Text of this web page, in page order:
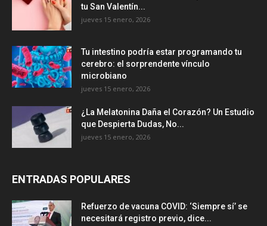
tu San Valentín...
jueves 15 enero, 2026
Tu intestino podría estar programando tu
cerebro: el sorprendente vínculo
microbiano
jueves 15 enero, 2026
¿La Melatonina Daña el Corazón? Un Estudio
que Despierta Dudas, No...
jueves 15 enero, 2026
ENTRADAS POPULARES
Refuerzo de vacuna COVID: ‘Siempre sí’ se
necesitará registro previo, dice...